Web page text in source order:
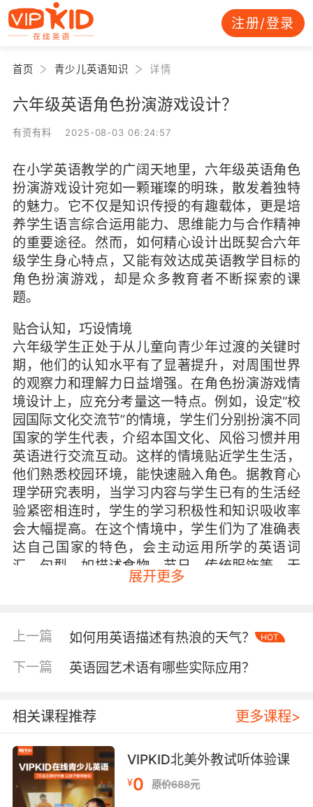
注册/登录
首页 青少儿英语知识 详情
六年级英语角色扮演游戏设计？
有资有料 2025-08-03 06:24:57
在小学英语教学的广阔天地里，六年级英语角色
扮演游戏设计宛如一颗璀璨的明珠，散发着独特
的魅力。它不仅是知识传授的有趣载体，更是培
养学生语言综合运用能力、思维能力与合作精神
的重要途径。然而，如何精心设计出既契合六年
级学生身心特点，又能有效达成英语教学目标的
角色扮演游戏，却是众多教育者不断探索的课
题。
贴合认知，巧设情境
六年级学生正处于从儿童向青少年过渡的关键时
期，他们的认知水平有了显著提升，对周围世界
的观察力和理解力日益增强。在角色扮演游戏情
境设计上，应充分考量这一特点。例如，设定“校
园国际文化交流节”的情境，学生们分别扮演不同
国家的学生代表，介绍本国文化、风俗习惯并用
英语进行交流互动。这样的情境贴近学生生活，
他们熟悉校园环境，能快速融入角色。据教育心
理学研究表明，当学习内容与学生已有的生活经
验紧密相连时，学生的学习积极性和知识吸收率
会大幅提高。在这个情境中，学生们为了准确表
达自己国家的特色，会主动运用所学的英语词
汇、句型，如描述食物、节日、传统服饰等，无
形之中强化了语言记忆与运用能力。
衡。真实性能让学生感受到英语在实际生活中的
情。比如模拟“机场入境检查”场景，学生们扮演
申报到回答工作人员的问题，整个过程需要用到
大量实用的英语表达。这种逼真的情境设置，仿
佛将学生带入了真实的国际旅行场景中，他们在
角色扮演中不仅学会了相关英语知识，还体验到
了跨文化交流的乐趣，为今后的实际语言运用奠
定了良好基础。
展开更多
上一篇 如何用英语描述有热浪的天气？ HOT
下一篇 英语园艺术语有哪些实际应用？
相关课程推荐 更多课程>
VIPKID北美外教试听体验课
¥0 原价688元